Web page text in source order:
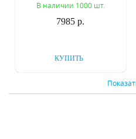
В наличии 1000 шт.
7985 р.
КУПИТЬ